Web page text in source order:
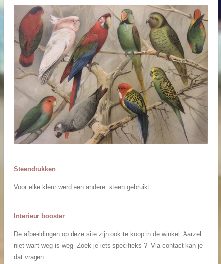
Steendrukken
Voor elke kleur werd een andere steen gebruikt.
Interieur booster
De afbeeldingen op deze site zijn ook te koop in de winkel. Aarzel
niet want weg is weg. Zoek je iets specifieks ? Via contact kan je
dat vragen.